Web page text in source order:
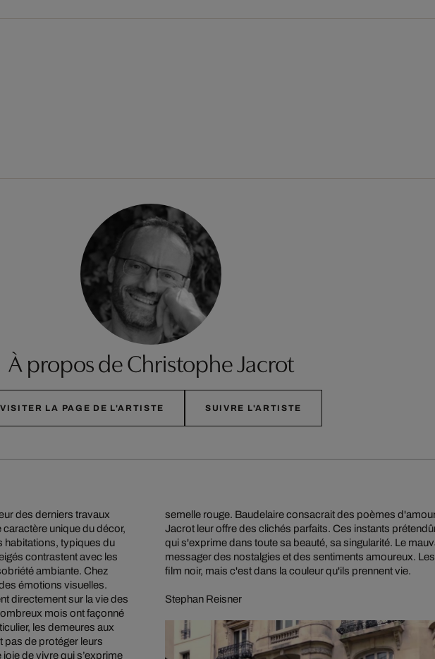
À propos de Christophe Jacrot
VISITER LA PAGE DE L'ARTISTE SUIVRE L'ARTISTE
des derniers travaux
unique du décor,
habitations, typiques du
contrastent avec les
ambiante. Chez
émotions visuelles.
directement sur la vie des
mois ont façonné
les demeures aux
pas de protéger leurs
de vivre qui s’exprime
semelle rouge. Baudelaire consacrait des poèmes
Jacrot leur offre des clichés parfaits. Ces instants
qui s'exprime dans toute sa beauté, sa singularité. Le
messager des nostalgies et des sentiments amoureux.
film noir, mais c'est dans la couleur qu'ils prennent vie.
Stephan Reisner